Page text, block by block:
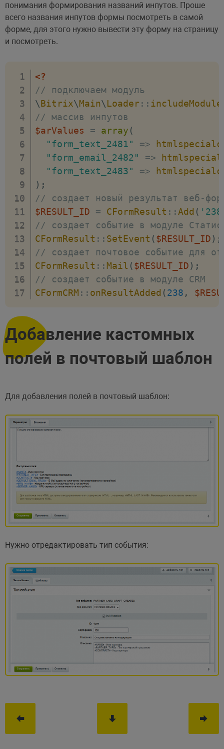
понимания формирования названий инпутов. Проше
всего названия инпутов формы посмотреть в самой
форме, для этого нужно вывести эту форму на страницу
и посмотреть.
<?
// подключаем модуль
\Bitrix\Main\Loader :: includeModule
// массив инпутов
$arValues
= array (
"form_text_2481"
=>
"form_email_2482"
=>
"form_text_2483"
=>
) ;
// создает новый результат веб-
$RESULT_ID
= CFormResult ::Add (
// создает событие в модуле
CFormResult :: SetEvent ($RESULT_ID) ;
// создает почтовое событие для
CFormResult ::Mail ($RESULT_ID) ;
// создает событие в модуле CRM
CFormCRM :: onResultAdded (238 ,
Добавление кастомных
полей в почтовый шаблон
Для добавления полей в почтовый шаблон:
Нужно отредактировать тип события: